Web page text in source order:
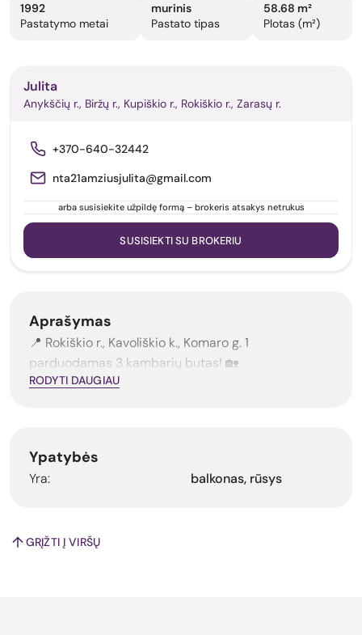
1992
Pastatymo metai
murinis
Pastato tipas
58.68 m²
Plotas (m²)
Julita
Anykščių r., Biržų r., Kupiškio r., Rokiškio r., Zarasų r.
+370-640-32442
nta21amziusjulita@gmail.com
arba susisiekite užpildę formą – brokeris atsakys netrukus
SUSISIEKTI SU BROKERIU
Aprašymas
📍 Rokiškio r., Kavoliškio k., Komaro g. 1
parduodamas 3 kambarių butas! 🏡
RODYTI DAUGIAU
Ypatybės
Yra: balkonas, rūsys
GRĮŽTI Į VIRŠŲ